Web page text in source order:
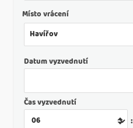
Místo vrácení
Datum vyzvednutí
Čas vyzvednutí
: